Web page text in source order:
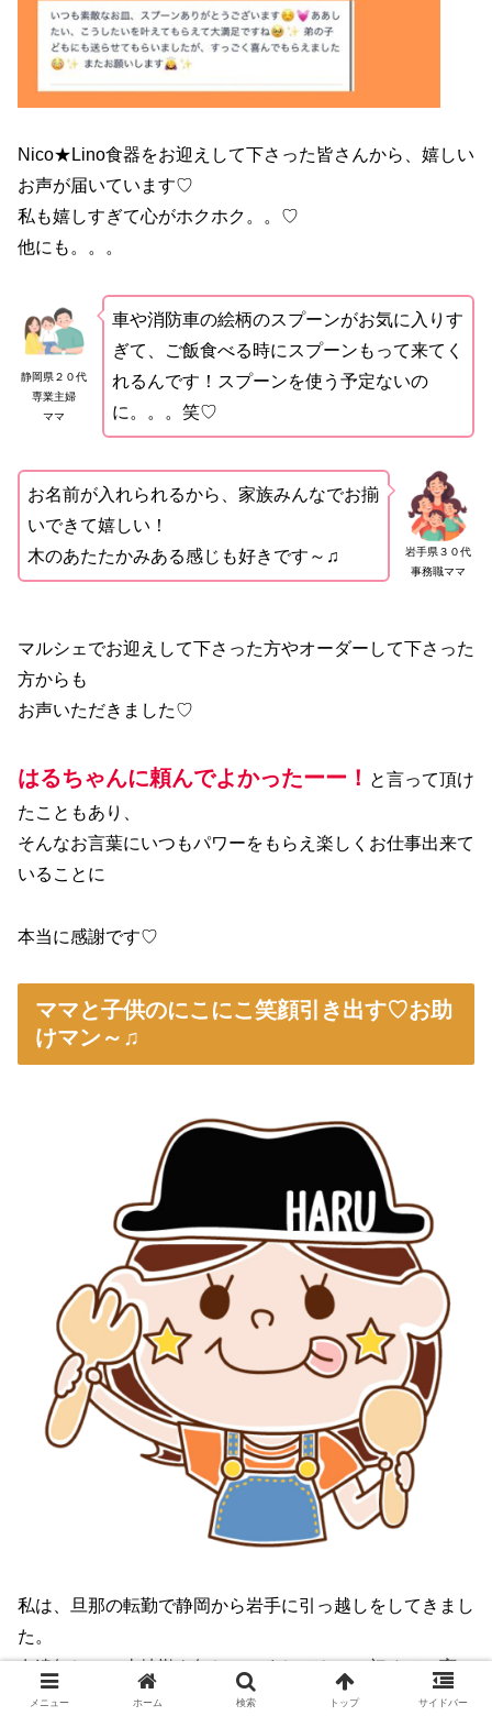
Nico★Lino食器をお迎えして下さった皆さんから、嬉しい
お声が届いています♡
私も嬉しすぎて心がホクホク。。♡
他にも。。。
静岡県２０代
専業主婦
ママ
車や消防車の絵柄のスプーンがお気に入りす
ぎて、ご飯食べる時にスプーンもって来てく
れるんです！スプーンを使う予定ないの
に。。。笑♡
岩手県３０代
事務職ママ
お名前が入れられるから、家族みんなでお揃
いできて嬉しい！
木のあたたかみある感じも好きです～♫
マルシェでお迎えして下さった方やオーダーして下さった
方からも
お声いただきました♡
はるちゃんに頼んでよかったーー！ と言って頂け
たこともあり、
そんなお言葉にいつもパワーをもらえ楽しくお仕事出来て
いることに
本当に感謝です♡
ママと子供のにこにこ笑顔引き出す♡お助
けマン～♫
私は、旦那の転勤で静岡から岩手に引っ越しをしてきまし
た。
友達無し。。土地勘も無し。。ましてや。。初めての育
児。。
メニュー ホーム 検索 トップ サイドバー